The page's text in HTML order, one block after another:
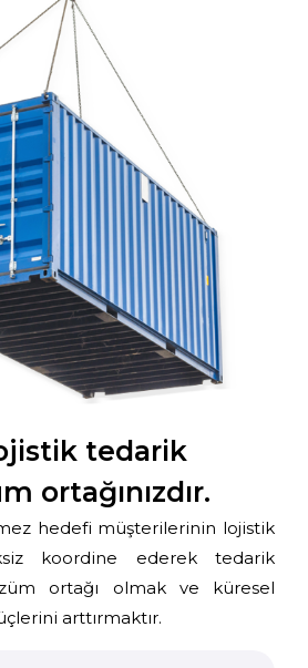
tedarik
ortağınızdır.
hedefi müşterilerinin lojistik
koordine ederek tedarik
ortağı olmak ve küresel
arttırmaktır.